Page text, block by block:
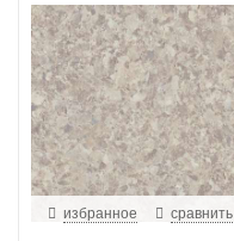
избранное сравнить